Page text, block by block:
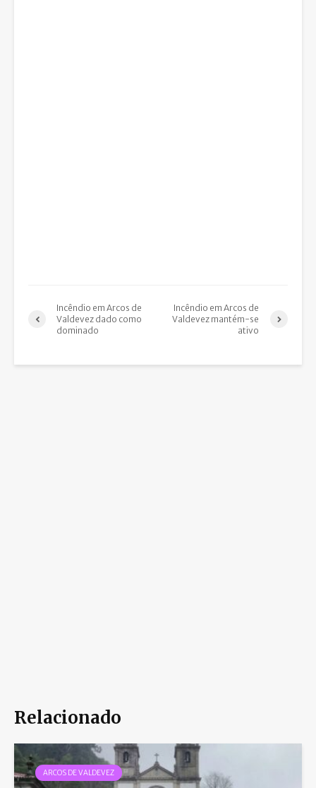
Incêndio em Arcos de
Valdevez dado como
dominado
Incêndio em Arcos de
Valdevez mantém-se
ativo
Relacionado
ARCOS DE VALDEVEZ